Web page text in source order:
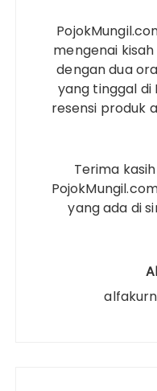
mengenai
dengan dua
yang tinggal di
resensi produk
Terima
yang ada di